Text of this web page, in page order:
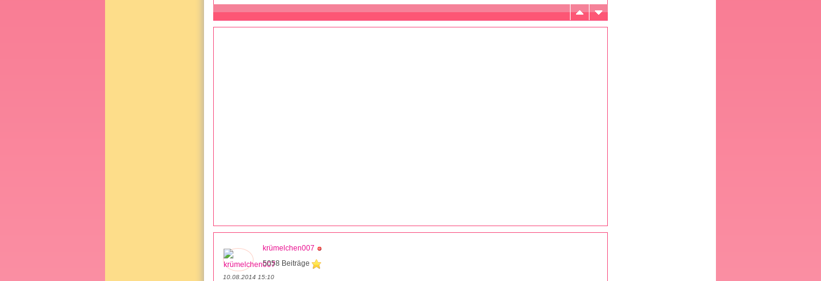
krümelchen007
5058 Beiträge
10.08.2014 15:10